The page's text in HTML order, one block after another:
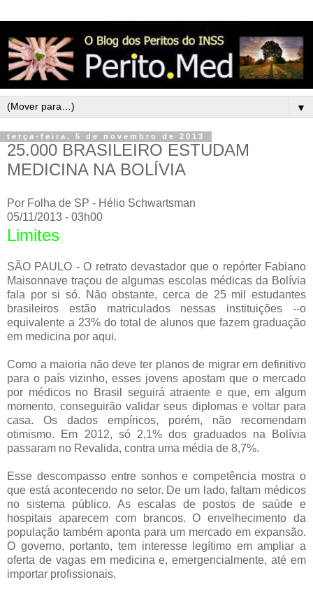
▼
terça-feira, 5 de novembro de 2013
25.000 BRASILEIRO ESTUDAM
MEDICINA NA BOLÍVIA
Por Folha de SP - Hélio Schwartsman
05/11/2013 - 03h00
Limites
SÃO PAULO - O retrato devastador que o repórter Fabiano
Maisonnave traçou de algumas escolas médicas da Bolívia
fala por si só. Não obstante, cerca de 25 mil estudantes
brasileiros estão matriculados nessas instituições --o
equivalente a 23% do total de alunos que fazem graduação
em medicina por aqui.
Como a maioria não deve ter planos de migrar em definitivo
para o país vizinho, esses jovens apostam que o mercado
por médicos no Brasil seguirá atraente e que, em algum
momento, conseguirão validar seus diplomas e voltar para
casa. Os dados empíricos, porém, não recomendam
otimismo. Em 2012, só 2,1% dos graduados na Bolívia
passaram no Revalida, contra uma média de 8,7%.
Esse descompasso entre sonhos e competência mostra o
que está acontecendo no setor. De um lado, faltam médicos
no sistema público. As escalas de postos de saúde e
hospitais aparecem com brancos. O envelhecimento da
população também aponta para um mercado em expansão.
O governo, portanto, tem interesse legítimo em ampliar a
oferta de vagas em medicina e, emergencialmente, até em
importar profissionais.